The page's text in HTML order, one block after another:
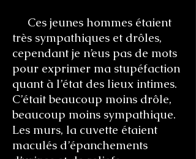
Ces jeunes hommes étaient
très sympathiques et drôles,
cependant je n’eus pas de mots
pour exprimer ma stupéfaction
quant à l’état des lieux intimes.
C’était beaucoup moins drôle,
beaucoup moins sympathique.
Les murs, la cuvette étaient
maculés d’épanchements